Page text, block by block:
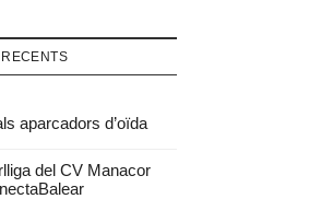
aparcadors d’oïda
del CV Manacor